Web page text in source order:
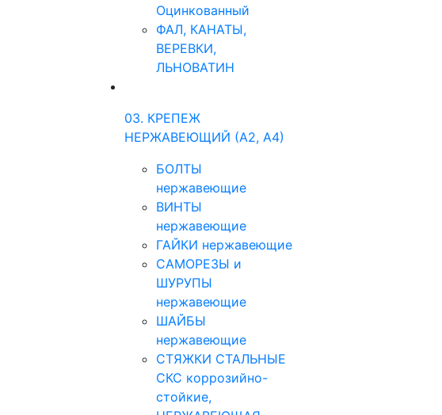
Оцинкованный
ФАЛ, КАНАТЫ,
ВЕРЕВКИ,
ЛЬНОВАТИН
03. КРЕПЕЖ
НЕРЖАВЕЮЩИЙ (А2, А4)
БОЛТЫ
нержавеющие
ВИНТЫ
нержавеющие
ГАЙКИ нержавеющие
САМОРЕЗЫ и
ШУРУПЫ
нержавеющие
ШАЙБЫ
нержавеющие
СТЯЖКИ СТАЛЬНЫЕ
СКС коррозийно-
стойкие,